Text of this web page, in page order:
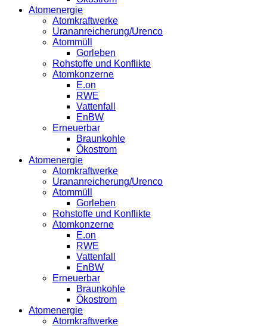
Atomenergie
Atomkraftwerke
Urananreicherung/Urenco
Atommüll
Gorleben
Rohstoffe und Konflikte
Atomkonzerne
E.on
RWE
Vattenfall
EnBW
Erneuerbar
Braunkohle
Ökostrom
Atomenergie
Atomkraftwerke
Urananreicherung/Urenco
Atommüll
Gorleben
Rohstoffe und Konflikte
Atomkonzerne
E.on
RWE
Vattenfall
EnBW
Erneuerbar
Braunkohle
Ökostrom
Atomenergie
Atomkraftwerke